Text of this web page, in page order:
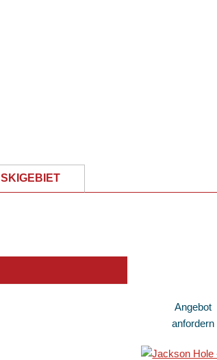
SKIGEBIET
Angebot
anfordern